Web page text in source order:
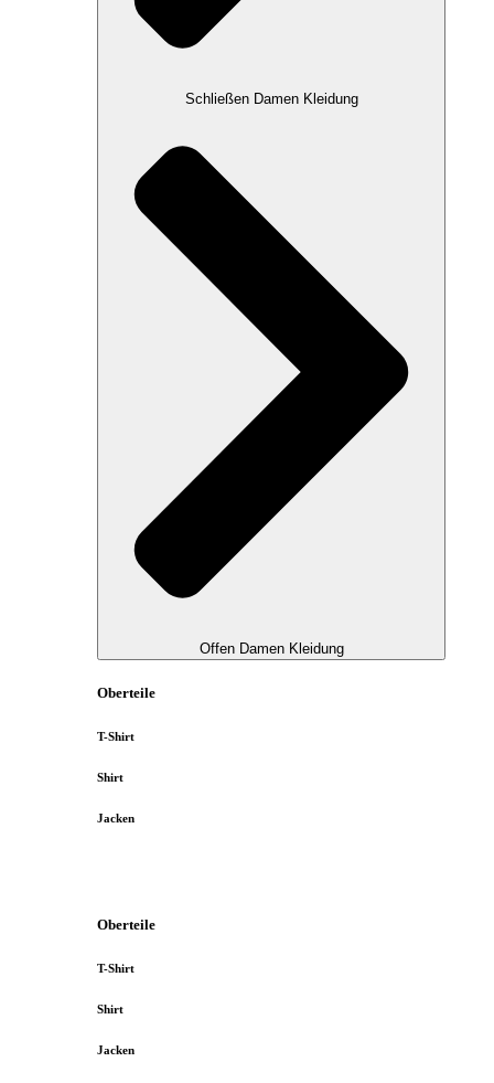
Schließen Damen Kleidung
Offen Damen Kleidung
Oberteile
T-Shirt
Shirt
Jacken
Oberteile
T-Shirt
Shirt
Jacken